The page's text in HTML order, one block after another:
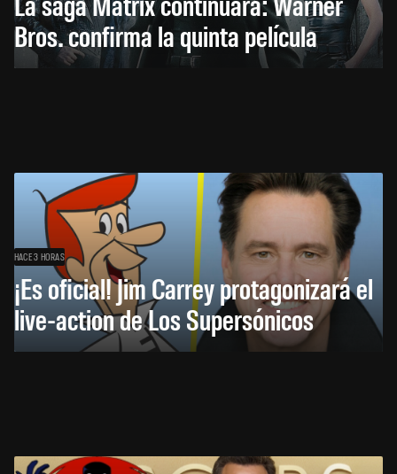
Bros. confirma la quinta película
HACE 3 HORAS
¡Es oficial! Jim Carrey protagonizará el
live-action de Los Supersónicos